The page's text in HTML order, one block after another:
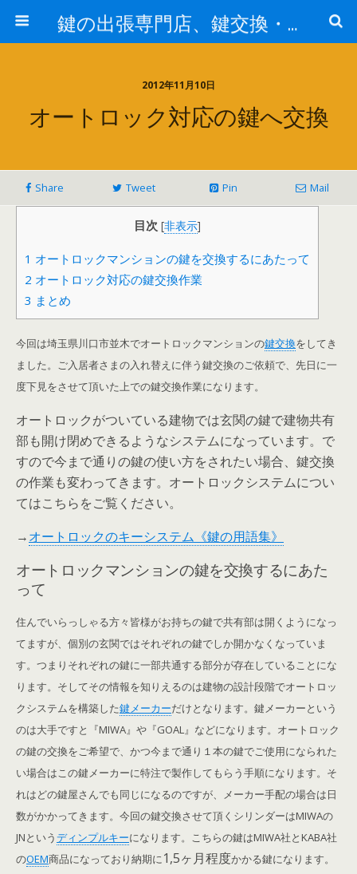
鍵の出張専門店、鍵交換・修理が格安料金/東京・埼玉・さいたま市
2012年11月10日
オートロック対応の鍵へ交換
Share Tweet Pin Mail
目次 [非表示]
1 オートロックマンションの鍵を交換するにあたって
2 オートロック対応の鍵交換作業
3 まとめ
今回は埼玉県川口市並木でオートロックマンションの鍵交換をしてき
ました。ご入居者さまの入れ替えに伴う鍵交換のご依頼で、先日に一
度下見をさせて頂いた上での鍵交換作業になります。
オートロックがついている建物では玄関の鍵で建物共有
部も開け閉めできるようなシステムになっています。で
すので今まで通りの鍵の使い方をされたい場合、鍵交換
の作業も変わってきます。オートロックシステムについ
てはこちらをご覧ください。
→オートロックのキーシステム《鍵の用語集》
オートロックマンションの鍵を交換するにあた
って
住んでいらっしゃる方々皆様がお持ちの鍵で共有部は開くようになっ
てますが、個別の玄関ではそれぞれの鍵でしか開かなくなっていま
す。つまりそれぞれの鍵に一部共通する部分が存在していることにな
ります。そしてその情報を知りえるのは建物の設計段階でオートロッ
クシステムを構築した鍵メーカーだけとなります。鍵メーカーという
のは大手ですと『MIWA』や『GOAL』などになります。オートロック
の鍵の交換をご希望で、かつ今まで通り１本の鍵でご使用になられた
い場合はこの鍵メーカーに特注で製作してもらう手順になります。そ
れはどの鍵屋さんでも同じになるのですが、メーカー手配の場合は日
数がかかってきます。 今回の鍵交換させて頂くシリンダーはMIWAの
JNというディンプルキーになります。こちらの鍵はMIWA社とKABA社
のOEM商品になっており納期に1,5ヶ月程度かかる鍵になります。